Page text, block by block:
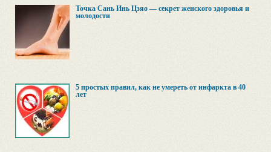
Точка Сань Инь Цзяо — секрет женского здоровья и
молодости
5 простых правил, как не умереть от инфаркта в 40
лет